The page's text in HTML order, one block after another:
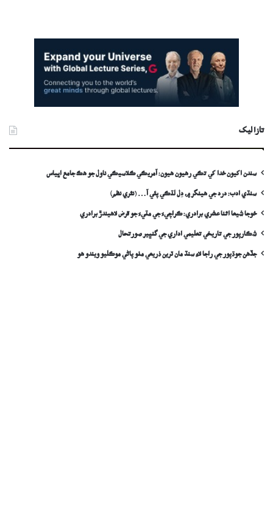
تازا ليک
سندن اکيون خدا کي تڪي رهيون هيون: آمريڪي ڪلاسيڪي ناول جو هڪ جامع اڀياس
سنڌي ادب: درد جي ھينگر ۾، دِل لٽڪي پئي آ… (نثري نظم)
خوجا شيعا اثنا عشري برادري: ڪراچيءَ جي مٽيءَ جو قرض لاھيندڙ برادري
شڪارپور جي تاريخي تعليمي اداري جي گنڀير صورتحال
جڏهن جوڌپور جي راجا لاءِ سنڌ مان ٽرين ذريعي مٺو پاڻي موڪليو ويندو ھو